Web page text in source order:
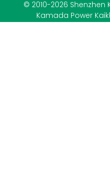
© 2010-2026 Shenzhen
Kamada Power